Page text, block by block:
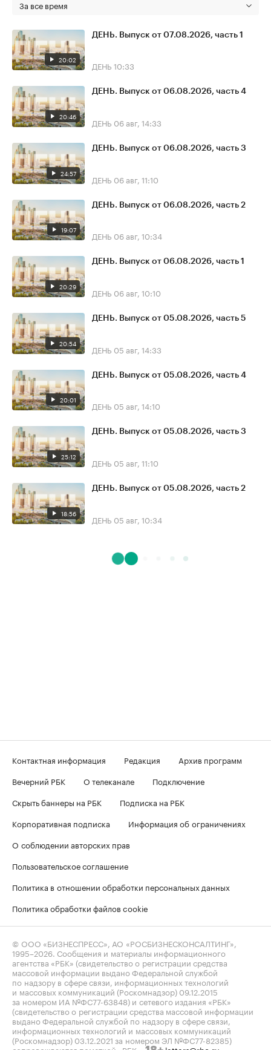
За все время
20:02
ДЕНЬ. Выпуск от 07.08.2026, часть 1
ДЕНЬ 10:33
20:46
ДЕНЬ. Выпуск от 06.08.2026, часть 4
ДЕНЬ 06 авг, 14:33
24:57
ДЕНЬ. Выпуск от 06.08.2026, часть 3
ДЕНЬ 06 авг, 11:10
19:07
ДЕНЬ. Выпуск от 06.08.2026, часть 2
ДЕНЬ 06 авг, 10:34
20:29
ДЕНЬ. Выпуск от 06.08.2026, часть 1
ДЕНЬ 06 авг, 10:10
20:54
ДЕНЬ. Выпуск от 05.08.2026, часть 5
ДЕНЬ 05 авг, 14:33
20:01
ДЕНЬ. Выпуск от 05.08.2026, часть 4
ДЕНЬ 05 авг, 14:10
25:12
ДЕНЬ. Выпуск от 05.08.2026, часть 3
ДЕНЬ 05 авг, 11:10
18:56
ДЕНЬ. Выпуск от 05.08.2026, часть 2
ДЕНЬ 05 авг, 10:34
Контактная информация Редакция
Архив программ
Вечерний РБК
О телеканале
Подключение
Скрыть баннеры на РБК
Подписка на РБК
Корпоративная подписка
Информация об ограничениях
О соблюдении авторских прав
Пользовательское соглашение
Политика в отношении обработки персональных данных
Политика обработки файлов cookie
© ООО «БИЗНЕСПРЕСС», АО «РОСБИЗНЕСКОНСАЛТИНГ»,
1995–2026 . Сообщения и материалы информационного
агентства «РБК» (свидетельство о регистрации средства
массовой информации выдано Федеральной службой
по надзору в сфере связи, информационных технологий
и массовых коммуникаций (Роскомнадзор) 09.12.2015
за номером ИА №ФС77-63848) и сетевого издания «РБК»
(свидетельство о регистрации средства массовой информации
выдано Федеральной службой по надзору в сфере связи,
информационных технологий и массовых коммуникаций
(Роскомнадзор) 03.12.2021 за номером ЭЛ №ФС77-82385)